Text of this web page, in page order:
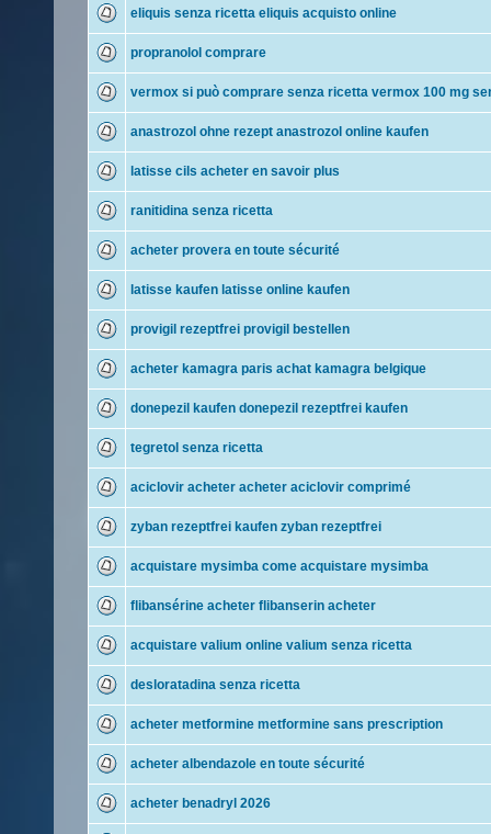
eliquis senza ricetta eliquis acquisto online
propranolol comprare
vermox si può comprare senza ricetta vermox 100 mg
anastrozol ohne rezept anastrozol online kaufen
latisse cils acheter en savoir plus
ranitidina senza ricetta
acheter provera en toute sécurité
latisse kaufen latisse online kaufen
provigil rezeptfrei provigil bestellen
acheter kamagra paris achat kamagra belgique
donepezil kaufen donepezil rezeptfrei kaufen
tegretol senza ricetta
aciclovir acheter acheter aciclovir comprimé
zyban rezeptfrei kaufen zyban rezeptfrei
acquistare mysimba come acquistare mysimba
flibansérine acheter flibanserin acheter
acquistare valium online valium senza ricetta
desloratadina senza ricetta
acheter metformine metformine sans prescription
acheter albendazole en toute sécurité
acheter benadryl 2026